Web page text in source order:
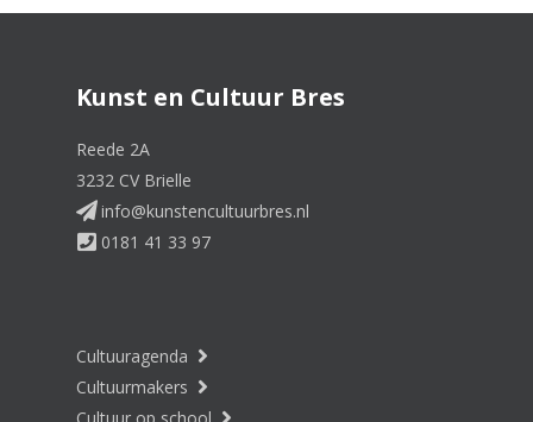
Kunst en Cultuur Bres
Reede 2A
3232 CV Brielle
info@kunstencultuurbres.nl
0181 41 33 97
Cultuuragenda
Cultuurmakers